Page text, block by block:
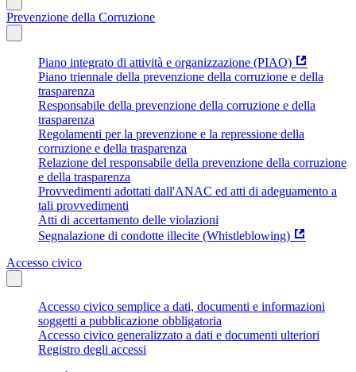
Prevenzione della Corruzione
Piano integrato di attività e organizzazione (PIAO)
Piano triennale della prevenzione della corruzione e della
trasparenza
Responsabile della prevenzione della corruzione e della
trasparenza
Regolamenti per la prevenzione e la repressione della
corruzione e della trasparenza
Relazione del responsabile della prevenzione della corruzione
e della trasparenza
Provvedimenti adottati dall'ANAC ed atti di adeguamento a
tali provvedimenti
Atti di accertamento delle violazioni
Segnalazione di condotte illecite (Whistleblowing)
Accesso civico
Accesso civico semplice a dati, documenti e informazioni
soggetti a pubblicazione obbligatoria
Accesso civico generalizzato a dati e documenti ulteriori
Registro degli accessi